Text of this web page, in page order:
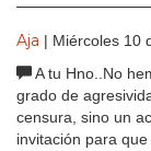
Aja | Miércoles 10
A tu Hno..No
grado de
censura, sino un
invitación para